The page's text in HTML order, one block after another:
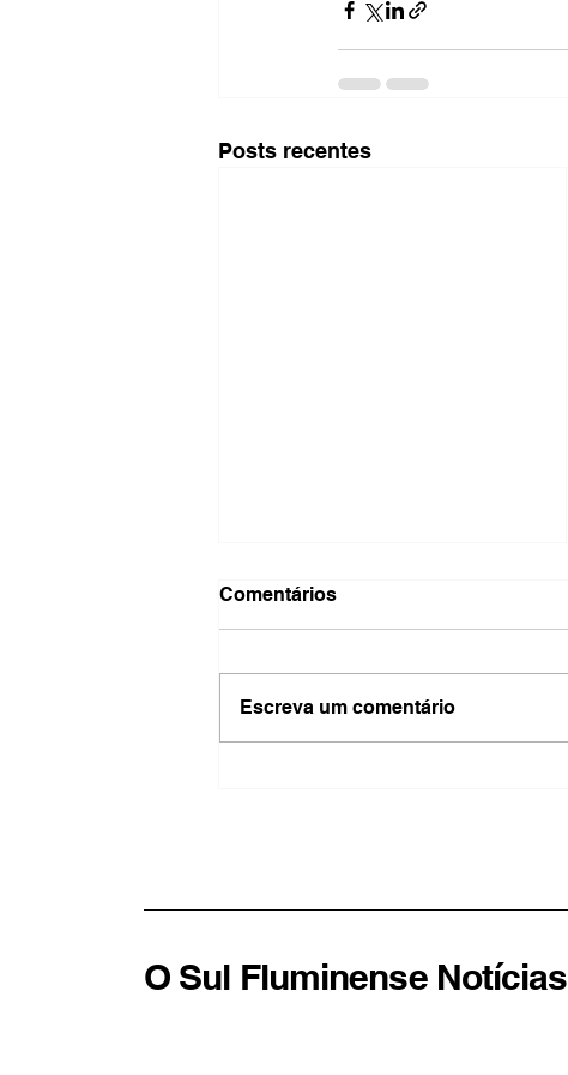
Posts recentes
Comentários
Escreva um comentário
O Sul Fluminense Notícias